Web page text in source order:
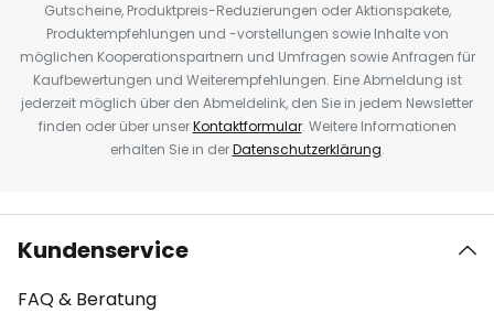
Gutscheine, Produktpreis-Reduzierungen oder Aktionspakete,
Produktempfehlungen und -vorstellungen sowie Inhalte von
möglichen Kooperationspartnern und Umfragen sowie Anfragen für
Kaufbewertungen und Weiterempfehlungen. Eine Abmeldung ist
jederzeit möglich über den Abmeldelink, den Sie in jedem Newsletter
finden oder über unserKontaktformular. Weitere Informationen
erhalten Sie in derDatenschutzerklärung.
Kundenservice
FAQ & Beratung